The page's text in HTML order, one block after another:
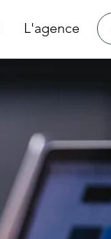
L'agence